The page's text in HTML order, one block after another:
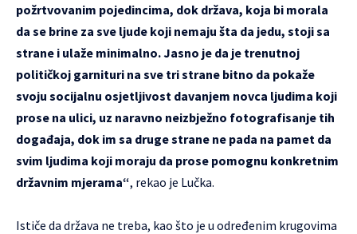
požrtvovanim pojedincima, dok država, koja bi morala
da se brine za sve ljude koji nemaju šta da jedu, stoji sa
strane i ulaže minimalno. Jasno je da je trenutnoj
političkoj garnituri na sve tri strane bitno da pokaže
svoju socijalnu osjetljivost davanjem novca ljudima koji
prose na ulici, uz naravno neizbježno fotografisanje tih
događaja, dok im sa druge strane ne pada na pamet da
svim ljudima koji moraju da prose pomognu konkretnim
državnim mjerama“, rekao je Lučka.
Ističe da država ne treba, kao što je u određenim krugovima